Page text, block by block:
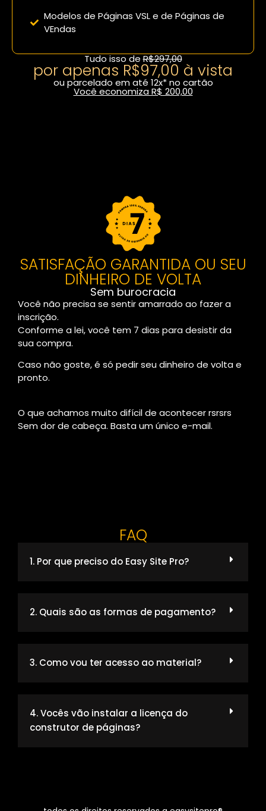
Modelos de Páginas VSL e de Páginas de
VEndas
Tudo isso deR$297,00
por apenas R$97,00 à vista
ou parcelado em até 12x* no cartão
Você economiza R$ 200,00
SATISFAÇÃO GARANTIDA OU SEU
DINHEIRO DE VOLTA
Sem burocracia
Você não precisa se sentir amarrado ao fazer a
inscrição.
Conforme a lei, você tem 7 dias para desistir da
sua compra.
Caso não goste, é só pedir seu dinheiro de volta e
pronto.
O que achamos muito difícil de acontecer rsrsrs
Sem dor de cabeça. Basta um único e-mail.
FAQ
1. Por que preciso do Easy Site Pro?
2. Quais são as formas de pagamento?
3. Como vou ter acesso ao material?
4. Vocês vão instalar a licença do
construtor de páginas?